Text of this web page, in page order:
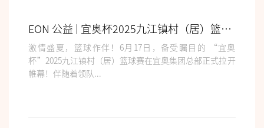
EON 公益 | 宜奥杯2025九江镇村（居）篮球赛热血启幕！
激情盛夏，篮球作伴！6月17日，备受瞩目的 “宜奥
杯”2025九江镇村（居）篮球赛在宜奥集团总部正式拉开
帷幕！伴随着领队...